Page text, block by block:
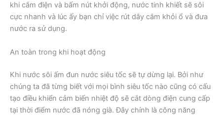
khi cắm điện và bấm nút khởi động, nước tinh khiết sẽ sôi
cực nhanh và lúc ấy bạn chỉ việc rút dây cắm khỏi ổ và đưa
nước ra sử dụng.
An toàn trong khi hoạt động
Khi nước sôi ấm đun nước siêu tốc sẽ tự dừng lại. Bởi như
chúng ta đã từng biết với mọi bình siêu tốc nào cũng có cấu
tạo điều khiển cảm biến nhiệt độ sẽ cắt dòng điện cung cấp
tại thời điểm nước đã nóng già. Đây chính là công năng